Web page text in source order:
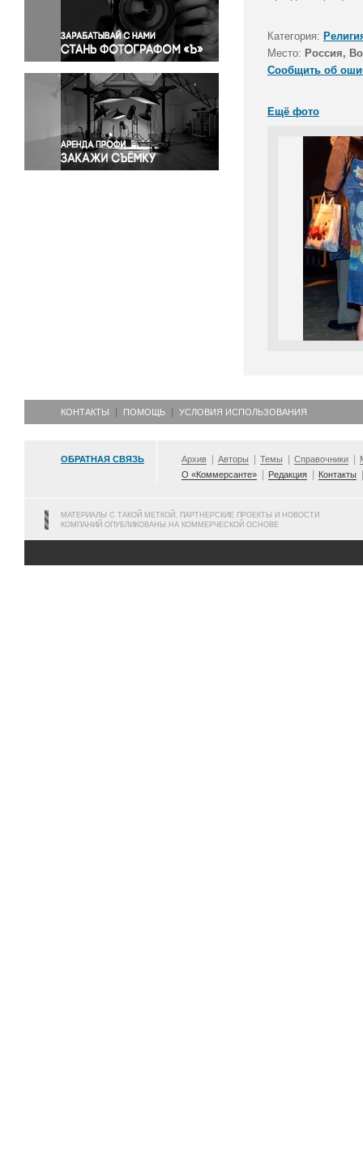
Правосудие
Происшествия и конфликты
Религия
Светская жизнь
Спорт
Экология
Экономика и бизнес
Категория:
Место: Россия,
Сообщить об
Ещё фото
КОНТАКТЫ ПОМОЩЬ УСЛОВИЯ ИСПОЛЬЗОВАНИЯ
ОБРАТНАЯ СВЯЗЬ Архив Авторы Темы Справочники
О «Коммерсанте»
Редакция Контакты
МАТЕРИАЛЫ С ТАКОЙ МЕТКОЙ, ПАРТНЕРСКИЕ ПРОЕКТЫ И НОВОСТИ
КОМПАНИЙ ОПУБЛИКОВАНЫ НА КОММЕРЧЕСКОЙ ОСНОВЕ